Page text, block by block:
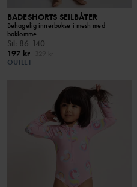
BADESHORTS SEILBÅTER
Behagelig innerbukse i mesh med
baklomme
Stl: 86-140
197 kr
OUTLET